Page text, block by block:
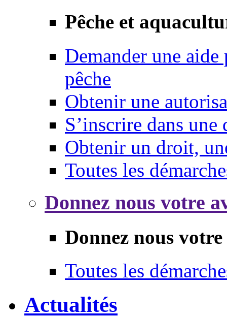
Pêche et
Demander une
pêche
Obtenir une
S’inscrire dans une
Obtenir un droit,
Toutes les
Donnez nous votre
Donnez nous
Toutes les
Actualités